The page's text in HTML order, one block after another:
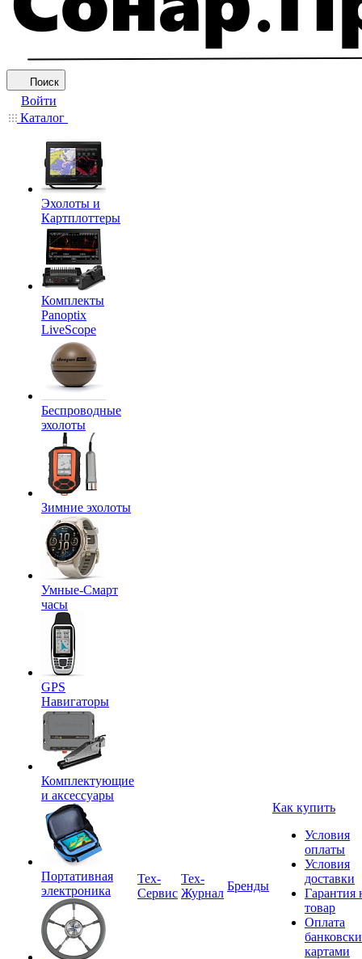
Поиск
Войти
Каталог
Эхолоты и
Картплоттеры
Комплекты
Panoptix
LiveScope
Беспроводные
эхолоты
Зимние эхолоты
Умные-Смарт
часы
GPS
Навигаторы
Комплектующие
и аксессуары
Портативная
электроника
Tex-
Сервис
Тех-
Журнал
Бренды
Как купить
Условия
оплаты
Условия
доставки
Гарантия
товар
Оплата
картами